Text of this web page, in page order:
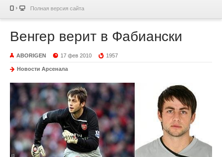
Полная версия сайта
Венгер верит в Фабиански
ABORIGEN 17 фев 2010 1957
Новости Арсенала